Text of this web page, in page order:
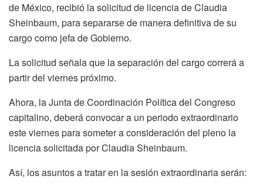
de México, recibió la solicitud de licencia de Claudia
Sheinbaum, para separarse de manera definitiva de su
cargo como jefa de Gobierno.
La solicitud señala que la separación del cargo correrá a
partir del viernes próximo.
Ahora, la Junta de Coordinación Política del Congreso
capitalino, deberá convocar a un periodo extraordinario
este viernes para someter a consideración del pleno la
licencia solicitada por Claudia Sheinbaum.
Así, los asuntos a tratar en la sesión extraordinaria serán: